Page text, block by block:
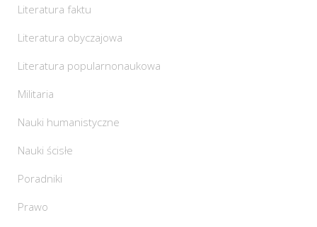
Literatura faktu
Literatura obyczajowa
Literatura popularnonaukowa
Militaria
Nauki humanistyczne
Nauki ścisłe
Poradniki
Prawo